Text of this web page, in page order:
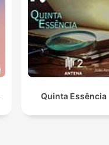
Quinta Essência